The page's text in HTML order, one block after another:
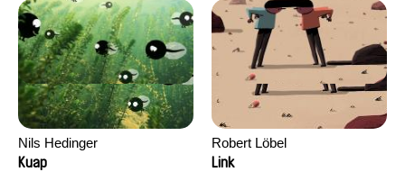
Nils Hedinger
Kuap
Robert Löbel
Link